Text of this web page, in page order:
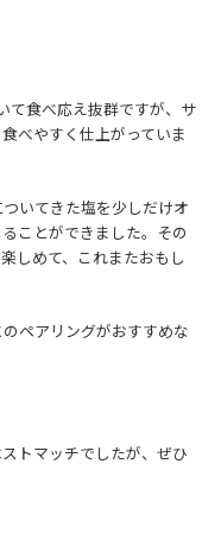
て食べ応え抜群ですが、サ
べやすく仕上がっていま
いてきた塩を少しだけオ
ことができました。その
しめて、これまたおもし
ペアリングがおすすめな
トマッチでしたが、ぜひ